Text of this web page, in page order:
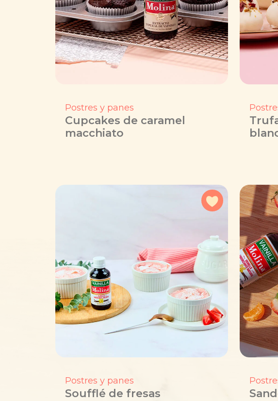
Postres y panes
Cupcakes de caramel
macchiato
Postres y panes
Soufflé de fresas
Agregar a